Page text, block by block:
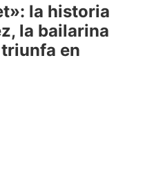
la historia
la bailarina
en